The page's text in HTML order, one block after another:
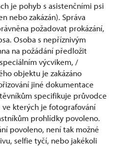
je pohyb s asistenčními psi
nebo zakázán). Správa
požadovat prokázání,
Osoba s nepříznivým
na požádání předložit
výcvikem, /
objektu je zakázáno
jiné dokumentace
specifikuje průvodce
ve kterých je fotografování
prohlídky povoleno.
povoleno, není tak možné
selfie tyčí, nebo jakékoli